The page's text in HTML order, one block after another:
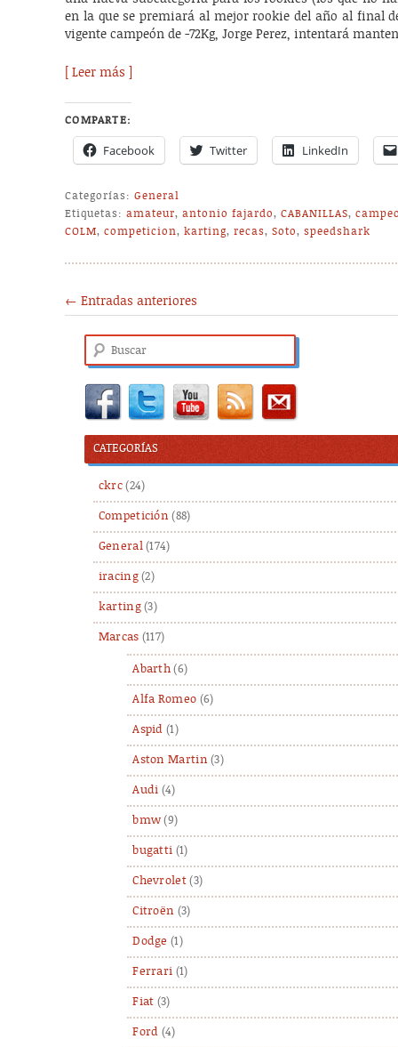
en la que se premiará al mejor rookie del año al final
vigente campeón de -72Kg, Jorge Perez, intentará
[ Leer más ]
COMPARTE:
Facebook Twitter LinkedIn
Categorías: General
Etiquetas: amateur,antonio fajardo,CABANILLAS,
COLM,competicion,karting,recas,Soto,speedshark
← Entradas anteriores
Buscar
CATEGORÍAS
ckrc(24)
Competición (88)
General(174)
iracing(2)
karting(3)
Marcas (117)
Abarth (6)
Alfa Romeo (6)
Aspid (1)
Aston Martin (3)
Audi (4)
bmw (9)
bugatti (1)
Chevrolet(3)
Citroën (3)
Dodge (1)
Ferrari (1)
Fiat (3)
Ford (4)